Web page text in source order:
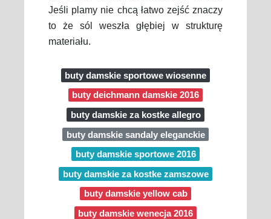
Jeśli plamy nie chcą łatwo zejść znaczy
to że sól weszła głębiej w strukturę
materiału.
buty damskie sportowe wiosenne
buty deichmann damskie 2016
buty damskie za kostke allegro
buty damskie sandaly eleganckie
buty damskie sportowe 2016
buty damskie za kostke zamszowe
buty damskie yellow cab
buty damskie wenecja 2016